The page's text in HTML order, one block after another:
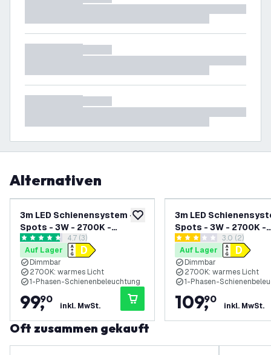
Alternativen
zur Wunschliste hinzufügen
3m LED Schienensystem - 7
Spots - 3W - 2700K -
Dimmbar - 1 Phasen - Weiß
Bewertungsbereich öffnen
4.7 Bewertungssterne
4.7 (3)
Auf Lager
Dimmbar
2700K: warmes Licht
1-Phasen-Schienenbeleuchtung
99,
90
inkl. MwSt.
3m LED
Spots - 3W - 2700K -
Dimmbar - 1 Phasen -
Schwarz
3 Bewertungssterne
3.0 (2)
Auf Lager
Dimmbar
2700K: warmes Licht
1-Phasen-
109,
90
inkl. MwSt.
Oft zusammen gekauft